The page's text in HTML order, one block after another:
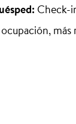
Check-